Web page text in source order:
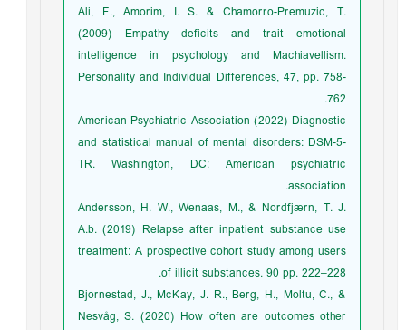
Ali, F., Amorim, I. S. & Chamorro-Premuzic, T.
(2009) Empathy deficits and trait emotional
intelligence in psychology and Machiavellism.
Personality and Individual Differences, 47, pp. 758-
762.
American Psychiatric Association (2022) Diagnostic
and statistical manual of mental disorders: DSM-5-
TR. Washington, DC: American psychiatric
association.
Andersson, H. W., Wenaas, M., & Nordfjærn, T. J.
A.b. (2019) Relapse after inpatient substance use
treatment: A prospective cohort study among users
of illicit substances. 90 pp. 222–228.
Bjornestad, J., McKay, J. R., Berg, H., Moltu, C., &
Nesvåg, S. (2020) How often are outcomes other